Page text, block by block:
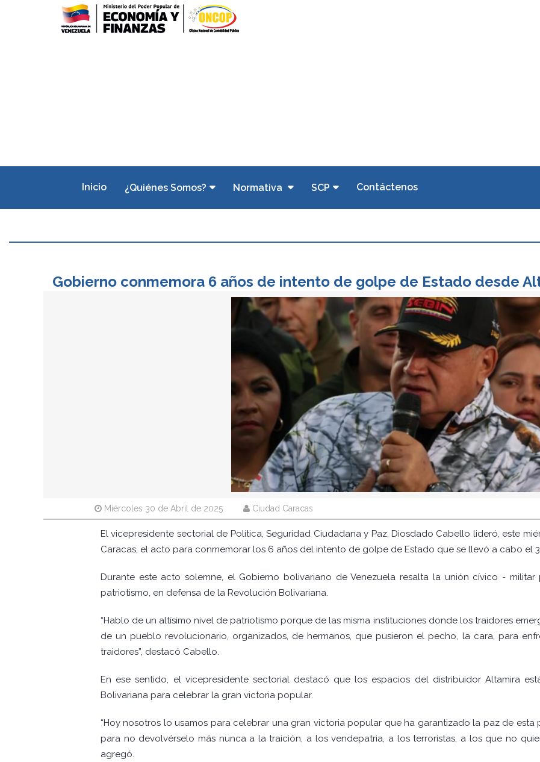
Inicio ¿Quiénes Somos? Normativa SCP Contáctenos
Gobierno conmemora 6 años de intento de golpe de Estado desde
Miércoles 30 de Abril de 2025 Ciudad Caracas
El vicepresidente sectorial de Política, Seguridad Ciudadana y Paz, Diosdado Cabello lideró, este
Caracas, el acto para conmemorar los 6 años del intento de golpe de Estado que se llevó a cabo el
Durante este acto solemne, el Gobierno bolivariano de Venezuela resalta la unión cívico -
patriotismo, en defensa de la Revolución Bolivariana.
“Hablo de un altísimo nivel de patriotismo porque de las misma instituciones donde los traidores
de un pueblo revolucionario, organizados, de hermanos, que pusieron el pecho, la cara, para
traidores”, destacó Cabello.
En ese sentido, el vicepresidente sectorial destacó que los espacios del distribuidor Altamira
Bolivariana para celebrar la gran victoria popular.
“Hoy nosotros lo usamos para celebrar una gran victoria popular que ha garantizado la paz de esta
para no devolvérselo más nunca a la traición, a los vendepatria, a los terroristas, a los que no
agregó.